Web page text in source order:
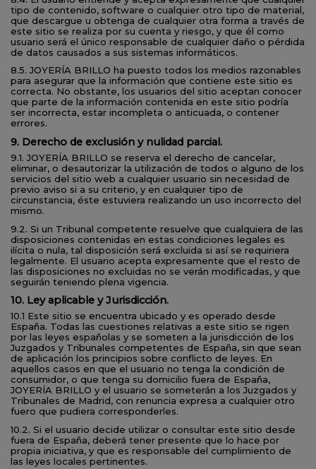
tipo de contenido, software o cualquier otro tipo de material,
que descargue u obtenga de cualquier otra forma a través de
este sitio se realiza por su cuenta y riesgo, y que él como
usuario será el único responsable de cualquier daño o pérdida
de datos causados a sus sistemas informáticos.
8.5. JOYERÍA BRILLO ha puesto todos los medios razonables
para asegurar que la información que contiene este sitio es
correcta. No obstante, los usuarios del sitio aceptan conocer
que parte de la información contenida en este sitio podría
ser incorrecta, estar incompleta o anticuada, o contener
errores.
9. Derecho de exclusión y nulidad parcial.
9.1. JOYERÍA BRILLO se reserva el derecho de cancelar,
eliminar, o desautorizar la utilización de todos o alguno de los
servicios del sitio web a cualquier usuario sin necesidad de
previo aviso si a su criterio, y en cualquier tipo de
circunstancia, éste estuviera realizando un uso incorrecto del
mismo.
9.2. Si un Tribunal competente resuelve que cualquiera de las
disposiciones contenidas en estas condiciones legales es
ilícita o nula, tal disposición será excluida si así se requiriera
legalmente. El usuario acepta expresamente que el resto de
las disposiciones no excluidas no se verán modificadas, y que
seguirán teniendo plena vigencia.
10. Ley aplicable y Jurisdicción.
10.1 Este sitio se encuentra ubicado y es operado desde
España. Todas las cuestiones relativas a este sitio se rigen
por las leyes españolas y se someten a la jurisdicción de los
Juzgados y Tribunales competentes de España, sin que sean
de aplicación los principios sobre conflicto de leyes. En
aquellos casos en que el usuario no tenga la condición de
consumidor, o que tenga su domicilio fuera de España,
JOYERÍA BRILLO y el usuario se someterán a los Juzgados y
Tribunales de Madrid, con renuncia expresa a cualquier otro
fuero que pudiera corresponderles.
10.2. Si el usuario decide utilizar o consultar este sitio desde
fuera de España, deberá tener presente que lo hace por
propia iniciativa, y que es responsable del cumplimiento de
las leyes locales pertinentes.